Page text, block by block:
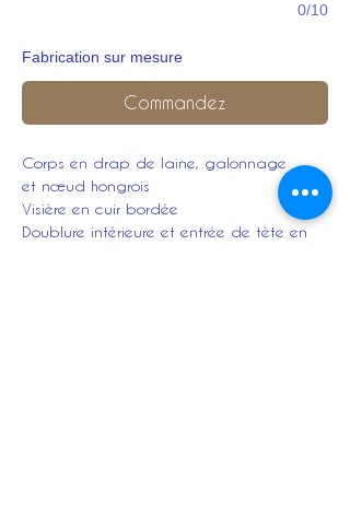
0/10
Fabrication sur mesure
Commandez
Corps en drap de laine, galonnage
et nœud hongrois
Visière en cuir bordée
Doublure intérieure et entrée de tète en